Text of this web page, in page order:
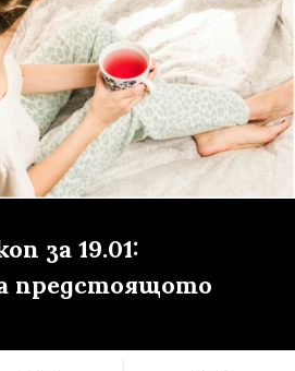
за 19.01:
предстоящото